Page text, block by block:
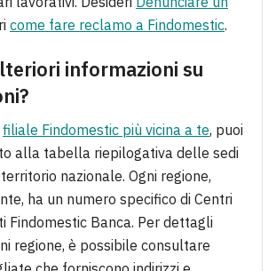
come fare reclamo a Findomestic.
informazioni su
filiale Findomestic più vicina a te, puoi
alla tabella riepilogativa delle sedi
nazionale. Ogni regione,
ha un numero specifico di Centri
Findomestic Banca. Per dettagli
regione, è possibile consultare